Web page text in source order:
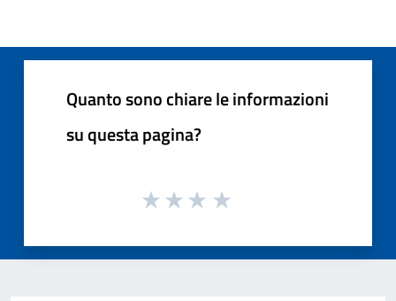
Quanto sono chiare le informazioni
su questa pagina?